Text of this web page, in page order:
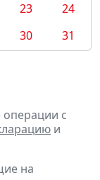
23
24
30 31
с
и
на